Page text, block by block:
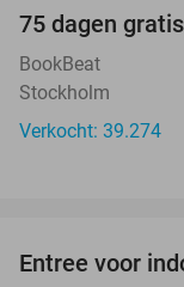
75 dagen
BookBeat
Stockholm
Verkocht: 39.274
Entree voor